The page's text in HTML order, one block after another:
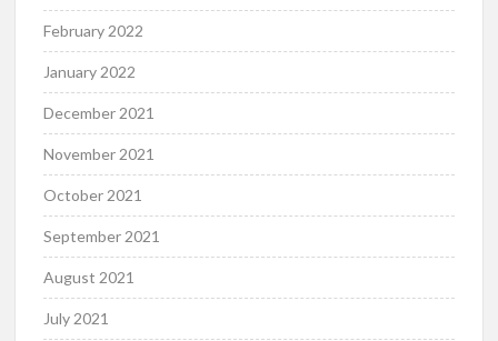
February 2022
January 2022
December 2021
November 2021
October 2021
September 2021
August 2021
July 2021